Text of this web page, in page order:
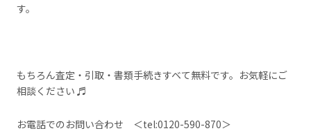
す。
もちろん査定・引取・書類手続きすベて無料です。お気軽にご
相談ください ♬
お電話でのお問い合わせ ＜tel:0120-590-870＞